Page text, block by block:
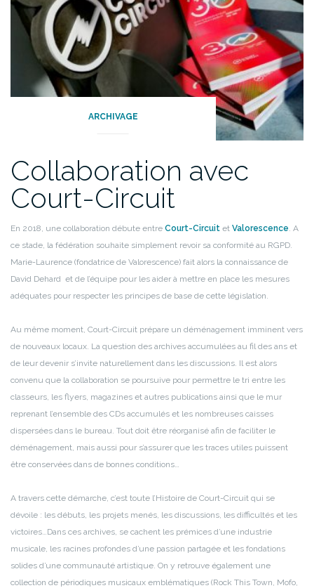
ARCHIVAGE
Collaboration avec
Court-Circuit
En 2018, une collaboration débute entre Court-Circuit et Valorescence . A
ce stade, la fédération souhaite simplement revoir sa conformité au RGPD.
Marie-Laurence (fondatrice de Valorescence) fait alors la connaissance de
David Dehard et de l’équipe pour les aider à mettre en place les mesures
adéquates pour respecter les principes de base de cette législation.
Au même moment, Court-Circuit prépare un déménagement imminent vers
de nouveaux locaux. La question des archives accumulées au fil des ans et
de leur devenir s’invite naturellement dans les discussions. Il est alors
convenu que la collaboration se poursuive pour permettre le tri entre les
classeurs, les flyers, magazines et autres publications ainsi que le mur
reprenant l’ensemble des CDs accumulés et les nombreuses caisses
dispersées dans le bureau. Tout doit être réorganisé afin de faciliter le
déménagement, mais aussi pour s’assurer que les traces utiles puissent
être conservées dans de bonnes conditions…
A travers cette démarche, c’est toute l’Histoire de Court-Circuit qui se
dévoile : les débuts, les projets menés, les discussions, les difficultés et les
victoires…Dans ces archives, se cachent les prémices d’une industrie
musicale, les racines profondes d’une passion partagée et les fondations
solides d’une communauté artistique. On y retrouve également une
collection de périodiques musicaux emblématiques (Rock This Town, Mofo,